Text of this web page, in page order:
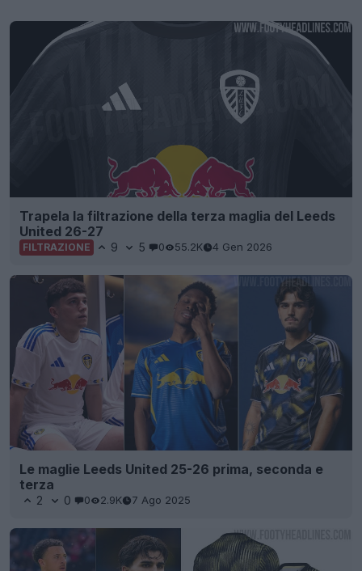
Trapela la filtrazione della terza maglia del Leeds
United 26-27
FILTRAZIONE 9 5 0 55.2K 4 Gen 2026
Le maglie Leeds United 25-26 prima, seconda e
terza
2 0 0 2.9K 7 Ago 2025